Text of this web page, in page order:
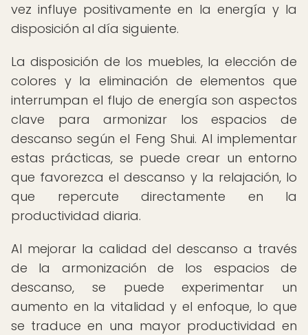
vez influye positivamente en la energía y la
disposición al día siguiente.
La disposición de los muebles, la elección de
colores y la eliminación de elementos que
interrumpan el flujo de energía son aspectos
clave para armonizar los espacios de
descanso según el Feng Shui. Al implementar
estas prácticas, se puede crear un entorno
que favorezca el descanso y la relajación, lo
que repercute directamente en la
productividad diaria.
Al mejorar la calidad del descanso a través
de la armonización de los espacios de
descanso, se puede experimentar un
aumento en la vitalidad y el enfoque, lo que
se traduce en una mayor productividad en